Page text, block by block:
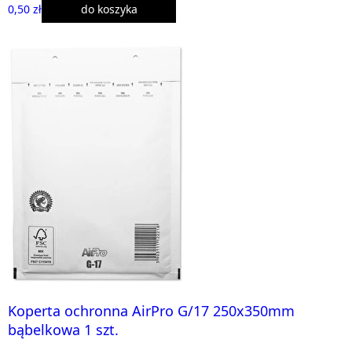
0,50 zł do koszyka
Koperta ochronna AirPro G/17 250x350mm
bąbelkowa 1 szt.